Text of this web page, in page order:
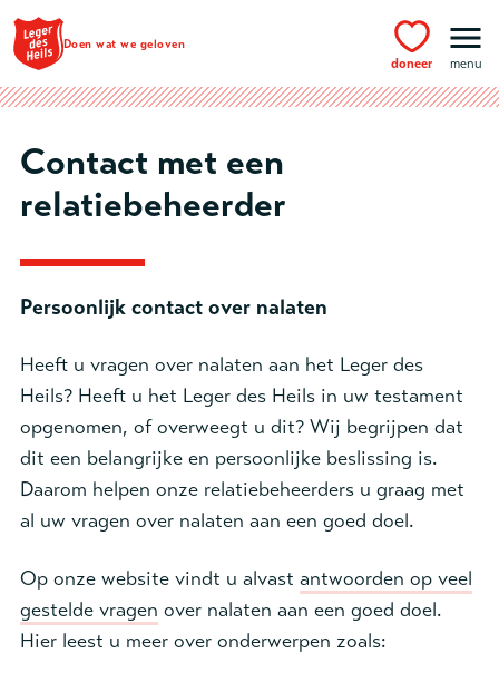
Ga naar hoofdinhoud
Doen wat we geloven
doneer menu
Contact met een
relatiebeheerder
Persoonlijk contact over nalaten
Heeft u vragen over nalaten aan het Leger des
Heils? Heeft u het Leger des Heils in uw testament
opgenomen, of overweegt u dit? Wij begrijpen dat
dit een belangrijke en persoonlijke beslissing is.
Daarom helpen onze relatiebeheerders u graag met
al uw vragen over nalaten aan een goed doel.
Op onze website vindt u alvast antwoorden op veel
gestelde vragen over nalaten aan een goed doel.
Hier leest u meer over onderwerpen zoals: